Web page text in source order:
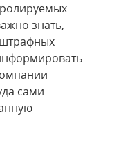
знать,
сами